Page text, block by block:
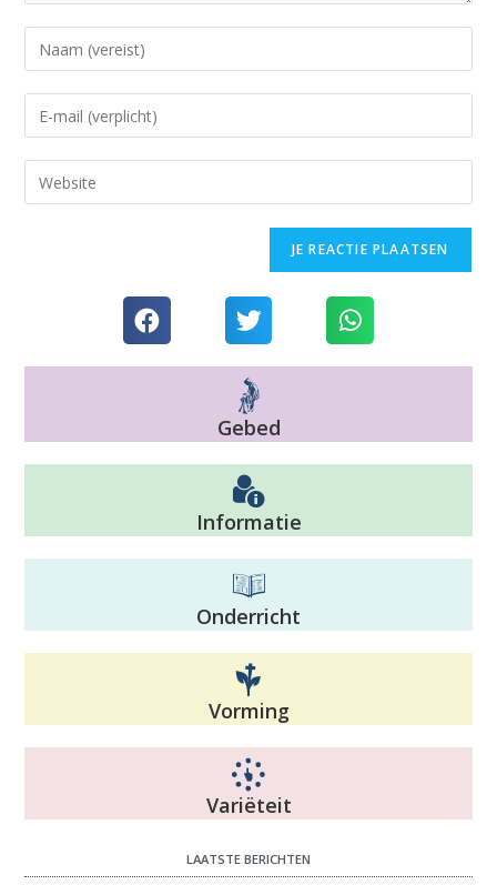
Gebed
Informatie
Onderricht
Vorming
Variëteit
LAATSTE BERICHTEN